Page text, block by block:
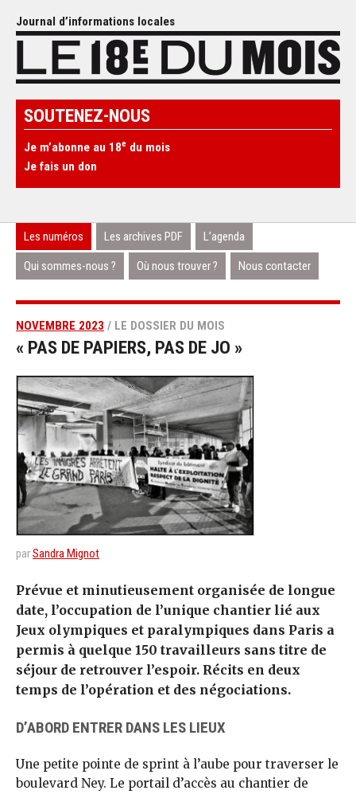
Journal d’informations locales
SOUTENEZ-NOUS
Je m’abonne au 18e du mois
Je fais un don
Les numéros Les archives PDF L’agenda
Qui sommes-nous ? Où nous trouver ? Nous contacter
NOVEMBRE 2023 / LE DOSSIER DU MOIS
« PAS DE PAPIERS, PAS DE JO »
parSandra Mignot
Prévue et minutieusement organisée de longue
date, l’occupation de l’unique chantier lié aux
Jeux olympiques et paralympiques dans Paris a
permis à quelque 150 travailleurs sans titre de
séjour de retrouver l’espoir. Récits en deux
temps de l’opération et des négociations.
D’ABORD ENTRER DANS LES LIEUX
Une petite pointe de sprint à l’aube pour traverser le
boulevard Ney. Le portail d’accès au chantier de